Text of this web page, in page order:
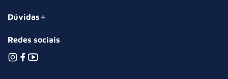
Dúvidas
Redes sociais